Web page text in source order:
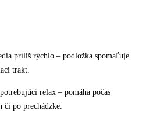
príliš rýchlo – podložka spomaľuje
trakt.
relax – pomáha počas
či po prechádzke.